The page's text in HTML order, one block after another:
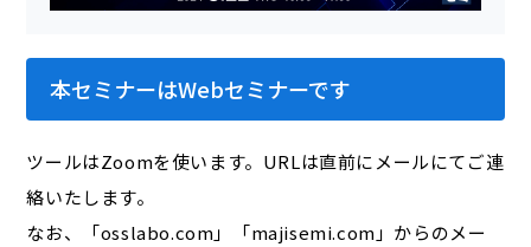
本セミナーはWebセミナーです
ツールはZoomを使います。URLは直前にメールにてご連
絡いたします。
なお、「osslabo.com」「majisemi.com」からのメー